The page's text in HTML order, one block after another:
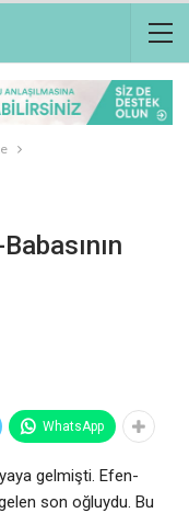
WhatsApp
gelmişti. Efen­
son oğluydu. Bu